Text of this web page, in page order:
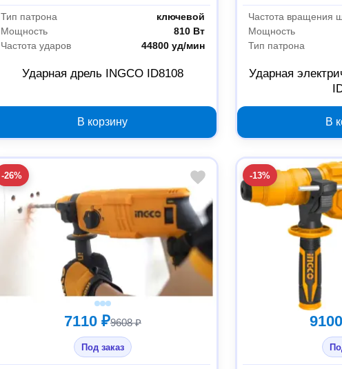
Тип патрона
ключевой
Мощность
810 Вт
Частота ударов
44800 уд/мин
Ударная дрель INGCO ID8108
В корзину
Мощность
Тип патрона
Ударная
В
-26%
7110 ₽9608 ₽
Под заказ
-13%